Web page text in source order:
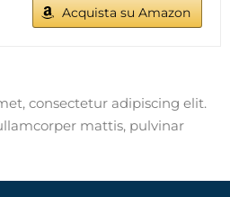
Acquista su Amazon
consectetur adipiscing elit.
mattis, pulvinar